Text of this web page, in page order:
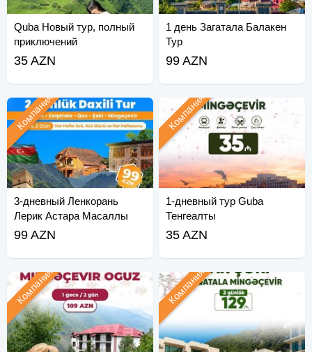
Quba Новый тур, полный
приключений
35 AZN
1 день Загатала Балакен
Тур
99 AZN
3-дневный Ленкорань
Лерик Астара Масаллы
тур
Компания
99 AZN
1-дневный тур Guba
Тенгеалты
Компания
35 AZN
Компания Компания